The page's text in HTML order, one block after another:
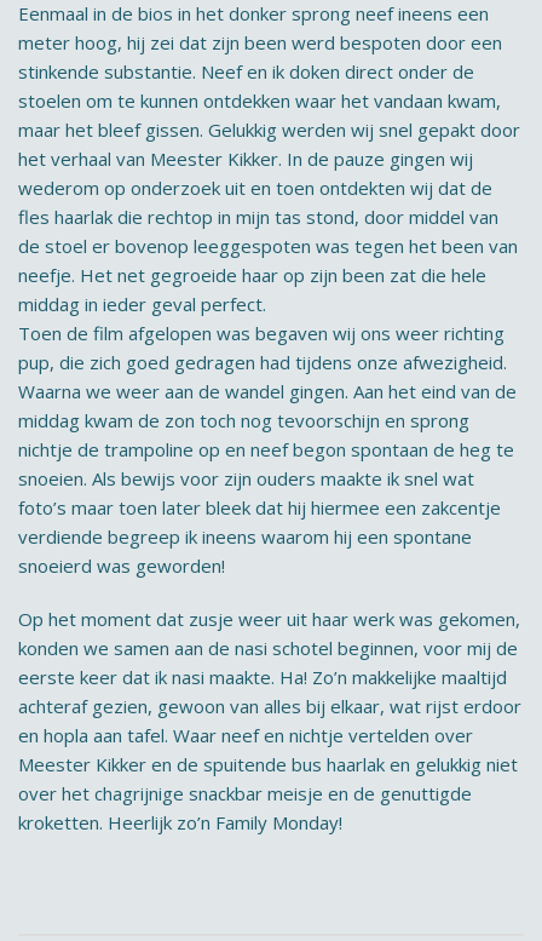
Eenmaal in de bios in het donker sprong neef ineens een
meter hoog, hij zei dat zijn been werd bespoten door een
stinkende substantie. Neef en ik doken direct onder de
stoelen om te kunnen ontdekken waar het vandaan kwam,
maar het bleef gissen. Gelukkig werden wij snel gepakt door
het verhaal van Meester Kikker. In de pauze gingen wij
wederom op onderzoek uit en toen ontdekten wij dat de
fles haarlak die rechtop in mijn tas stond, door middel van
de stoel er bovenop leeggespoten was tegen het been van
neefje. Het net gegroeide haar op zijn been zat die hele
middag in ieder geval perfect.
Toen de film afgelopen was begaven wij ons weer richting
pup, die zich goed gedragen had tijdens onze afwezigheid.
Waarna we weer aan de wandel gingen. Aan het eind van de
middag kwam de zon toch nog tevoorschijn en sprong
nichtje de trampoline op en neef begon spontaan de heg te
snoeien. Als bewijs voor zijn ouders maakte ik snel wat
foto’s maar toen later bleek dat hij hiermee een zakcentje
verdiende begreep ik ineens waarom hij een spontane
snoeierd was geworden!
Op het moment dat zusje weer uit haar werk was gekomen,
konden we samen aan de nasi schotel beginnen, voor mij de
eerste keer dat ik nasi maakte. Ha! Zo’n makkelijke maaltijd
achteraf gezien, gewoon van alles bij elkaar, wat rijst erdoor
en hopla aan tafel. Waar neef en nichtje vertelden over
Meester Kikker en de spuitende bus haarlak en gelukkig niet
over het chagrijnige snackbar meisje en de genuttigde
kroketten. Heerlijk zo’n Family Monday!